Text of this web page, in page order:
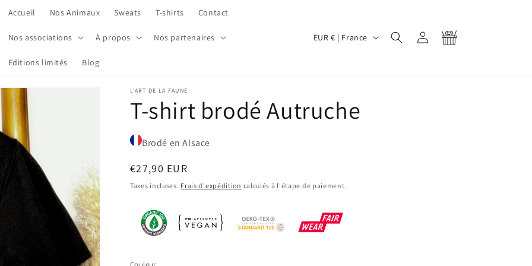
Accueil Nos Animaux Sweats T-shirts Contact
Nos associations À propos Nos partenaires
Editions limités Blog
/
i
n
EUR € | France ConnexionPanier
L'ART DE LA FAUNE
T-shirt brodé Autruche
Brodé en Alsace
Prix
habituel
€27,90 EUR
Taxes incluses. Frais d'expédition calculés à l'étape de paiement.